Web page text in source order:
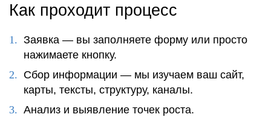
Как проходит процесс
Заявка — вы заполняете форму или просто
нажимаете кнопку.
Сбор информации — мы изучаем ваш сайт,
карты, тексты, структуру, каналы.
Анализ и выявление точек роста.